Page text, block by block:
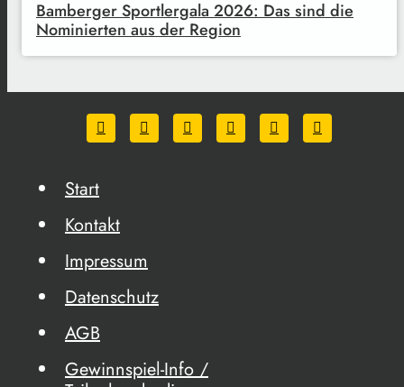
Bamberger Sportlergala 2026: Das sind die
Nominierten aus der Region
Start
Kontakt
Impressum
Datenschutz
AGB
Gewinnspiel-Info /